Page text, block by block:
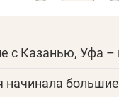
с Казанью, Уфа –
начинала